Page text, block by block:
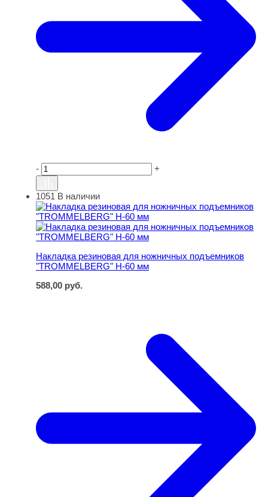
- +
Накладка резиновая для ножничных подъемников
1051 В наличии
Накладка резиновая для ножничных подъемников
"TROMMELBERG" H-60 мм
588,00 руб.